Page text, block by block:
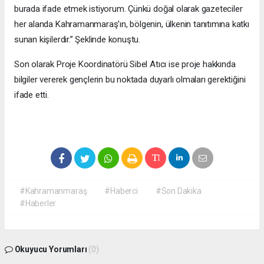
burada ifade etmek istiyorum. Çünkü doğal olarak gazeteciler
her alanda Kahramanmaraş’ın, bölgenin, ülkenin tanıtımına katkı
sunan kişilerdir.” Şeklinde konuştu.
Son olarak Proje Koordinatörü Sibel Atıcı ise proje hakkında
bilgiler vererek gençlerin bu noktada duyarlı olmaları gerektiğini
ifade etti.
#Kahramanmaraş #Haberci
#Son Dakika
#Haberler
Okuyucu Yorumları (0)